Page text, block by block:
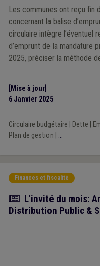
Les communes ont reçu fin
concernant la balise
circulaire intègre l’éventuel
d’emprunt de la mandature
2025, préciser la méthode
ratios d’endettement et
15,5 % pour les communes
[Mise à jour]
6 Janvier 2025
Circulaire budgétaire Dette
Plan de gestion
...
Finances et fiscalité
Article
L'invité du mois:
Distribution Public &